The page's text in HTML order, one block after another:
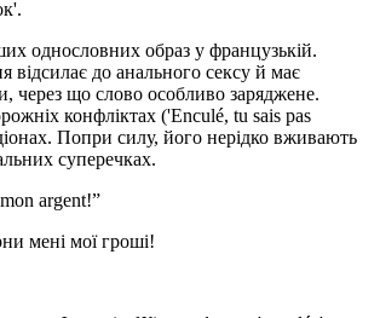
однословних образ у французькій.
відсилає до анального сексу й має
через що слово особливо заряджене.
конфліктах ('Enculé, tu sais pas
Попри силу, його нерідко вживають
суперечках.
argent!”
мені мої гроші!